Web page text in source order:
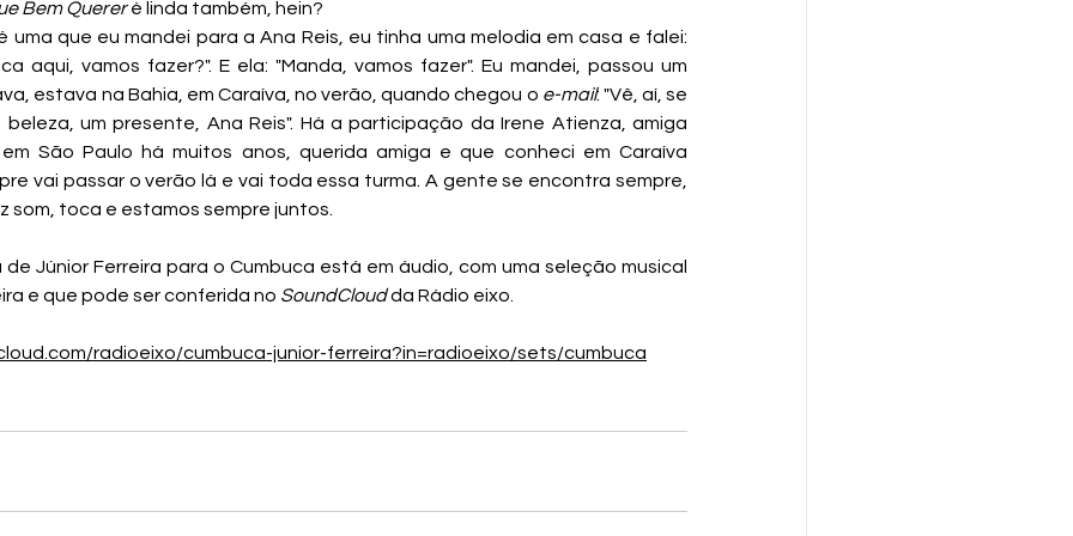
Bem Querer é linda também, hein?
uma que eu mandei para a Ana Reis, eu tinha uma melodia em casa e falei:
aqui, vamos fazer?". E ela: "Manda, vamos fazer". Eu mandei, passou um
estava na Bahia, em Caraíva, no verão, quando chegou o e-mail: "Vê, aí, se
beleza, um presente, Ana Reis". Há a participação da Irene Atienza, amiga
São Paulo há muitos anos, querida amiga e que conheci em Caraíva
vai passar o verão lá e vai toda essa turma. A gente se encontra sempre,
som, toca e estamos sempre juntos.
Júnior Ferreira para o Cumbuca está em áudio, com uma seleção musical
e que pode ser conferida no SoundCloud da Rádio eixo.
radioeixo/cumbuca-junior-ferreira?in=radioeixo/sets/cumbuca